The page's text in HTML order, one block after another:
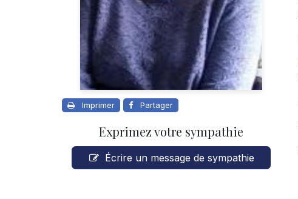
Imprimer Partager
Exprimez votre sympathie
Écrire un message de sympathie